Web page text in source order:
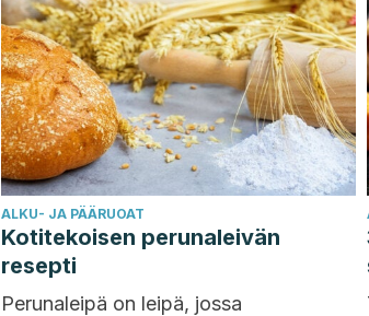
ALKU- JA PÄÄRUOAT
Kotitekoisen perunaleivän
resepti
Perunaleipä on leipä, jossa